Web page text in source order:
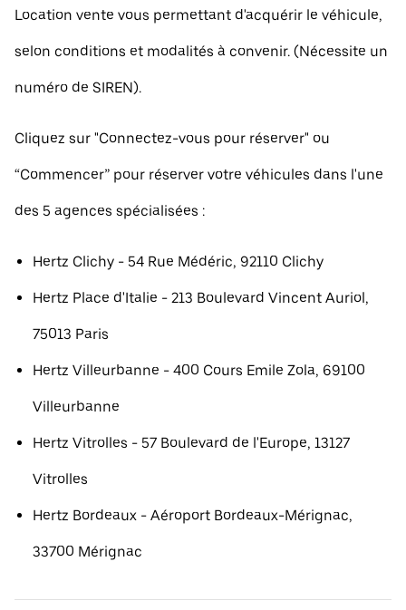
Location vente vous permettant d'acquérir le véhicule,
selon conditions et modalités à convenir. (Nécessite un
numéro de SIREN).
Cliquez sur "Connectez-vous pour réserver" ou
“Commencer” pour réserver votre véhicules dans l'une
des 5 agences spécialisées :
Hertz Clichy - 54 Rue Médéric, 92110 Clichy
Hertz Place d'Italie - 213 Boulevard Vincent Auriol,
75013 Paris
Hertz Villeurbanne - 400 Cours Emile Zola, 69100
Villeurbanne
Hertz Vitrolles - 57 Boulevard de l'Europe, 13127
Vitrolles
Hertz Bordeaux - Aéroport Bordeaux-Mérignac,
33700 Mérignac